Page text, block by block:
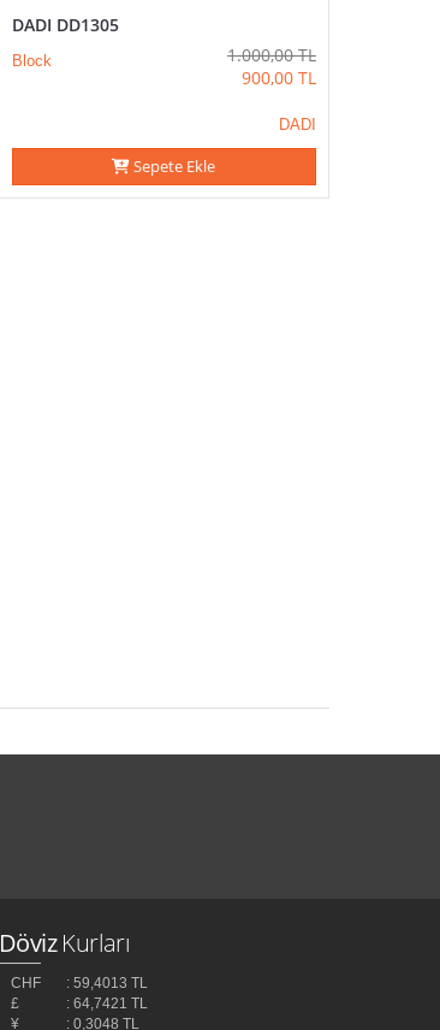
DADI DD1305
Block 1.000,00 TL
900,00 TL
DADI
Sepete Ekle
DövizKurları
CHF
: 59,4013 TL
£
: 64,7421 TL
¥
: 0,3048 TL